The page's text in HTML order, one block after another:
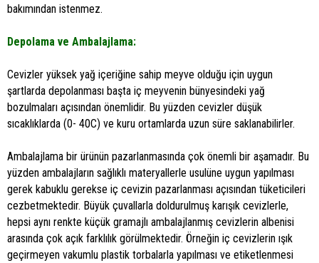
bakımından istenmez.
Depolama ve Ambalajlama:
Cevizler yüksek yağ içeriğine sahip meyve olduğu için uygun
şartlarda depolanması başta iç meyvenin bünyesindeki yağ
bozulmaları açısından önemlidir. Bu yüzden cevizler düşük
sıcaklıklarda (0- 40C) ve kuru ortamlarda uzun süre saklanabilirler.
Ambalajlama bir ürünün pazarlanmasında çok önemli bir aşamadır. Bu
yüzden ambalajların sağlıklı materyallerle usulüne uygun yapılması
gerek kabuklu gerekse iç cevizin pazarlanması açısından tüketicileri
cezbetmektedir. Büyük çuvallarla doldurulmuş karışık cevizlerle,
hepsi aynı renkte küçük gramajlı ambalajlanmış cevizlerin albenisi
arasında çok açık farklılık görülmektedir. Örneğin iç cevizlerin ışık
geçirmeyen vakumlu plastik torbalarla yapılması ve etiketlenmesi